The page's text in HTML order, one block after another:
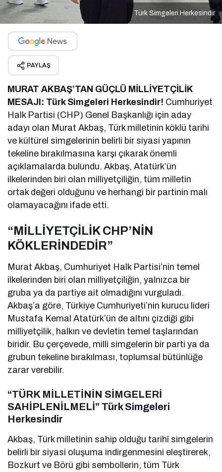
Türk Simgeleri Herkesindir
PAYLAŞ
MURAT AKBAŞ’TAN GÜÇLÜ MİLLİYETÇİLİK
MESAJI: Türk Simgeleri Herkesindir! Cumhuriyet
Halk Partisi (CHP) Genel Başkanlığı için aday
adayı olan Murat Akbaş, Türk milletinin köklü tarihi
ve kültürel simgelerinin belirli bir siyasi yapının
tekeline bırakılmasına karşı çıkarak önemli
açıklamalarda bulundu. Akbaş, Atatürk’ün
ilkelerinden biri olan milliyetçiliğin, tüm milletin
ortak değeri olduğunu ve herhangi bir partinin malı
olamayacağını ifade etti.
“MİLLİYETÇİLİK CHP’NİN
KÖKLERİNDEDİR”
Murat Akbaş, Cumhuriyet Halk Partisi’nin temel
ilkelerinden biri olan milliyetçiliğin, yalnızca bir
gruba ya da partiye ait olmadığını vurguladı.
Akbaş’a göre, Türkiye Cumhuriyeti’nin kurucu lideri
Mustafa Kemal Atatürk’ün de altını çizdiği gibi
milliyetçilik, halkın ve devletin temel taşlarından
biridir. Bu çerçevede, milli simgelerin bir parti ya da
grubun tekeline bırakılması, toplumsal bütünlüğe
zarar verebilir.
“TÜRK MİLLETİNİN SİMGELERİ
SAHİPLENİLMELİ” Türk Simgeleri
Herkesindir
Akbaş, Türk milletinin sahip olduğu tarihî simgelerin
belirli bir siyasi oluşuma indirgenmesini eleştirerek,
Bozkurt ve Börü gibi sembollerin, tüm Türk